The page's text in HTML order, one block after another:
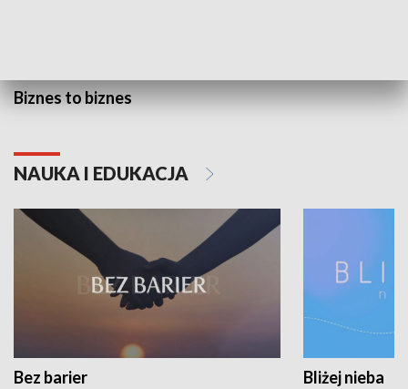
Biznes to biznes
NAUKA I EDUKACJA
Bez barier Bliżej nieba